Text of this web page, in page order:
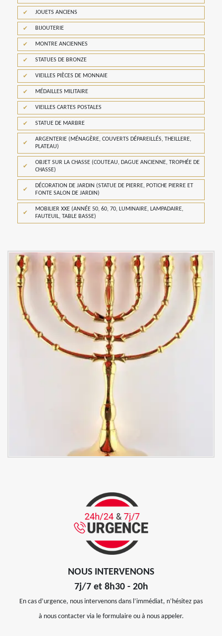
JOUETS ANCIENS
BIJOUTERIE
MONTRE ANCIENNES
STATUES DE BRONZE
VIEILLES PIÈCES DE MONNAIE
MÉDAILLES MILITAIRE
VIEILLES CARTES POSTALES
STATUE DE MARBRE
ARGENTERIE (MÉNAGÈRE, COUVERTS DÉPAREILLÉS, THEILLERE,
PLATEAU)
OBJET SUR LA CHASSE (COUTEAU, DAGUE ANCIENNE, TROPHÉE DE
CHASSE)
DÉCORATION DE JARDIN (STATUE DE PIERRE, POTICHE PIERRE ET
FONTE SALON DE JARDIN)
MOBILIER XXE (ANNÉE 50, 60, 70, LUMINAIRE, LAMPADAIRE,
FAUTEUIL, TABLE BASSE)
NOUS INTERVENONS
7j/7 et 8h30 - 20h
En cas d’urgence, nous intervenons dans l’immédiat, n’hésitez pas
à nous contacter via le formulaire ou à nous appeler.